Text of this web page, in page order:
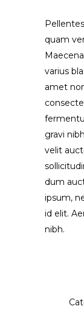
quam
varius
amet
gravi
velit
dum
ipsum,
id elit.
nibh.